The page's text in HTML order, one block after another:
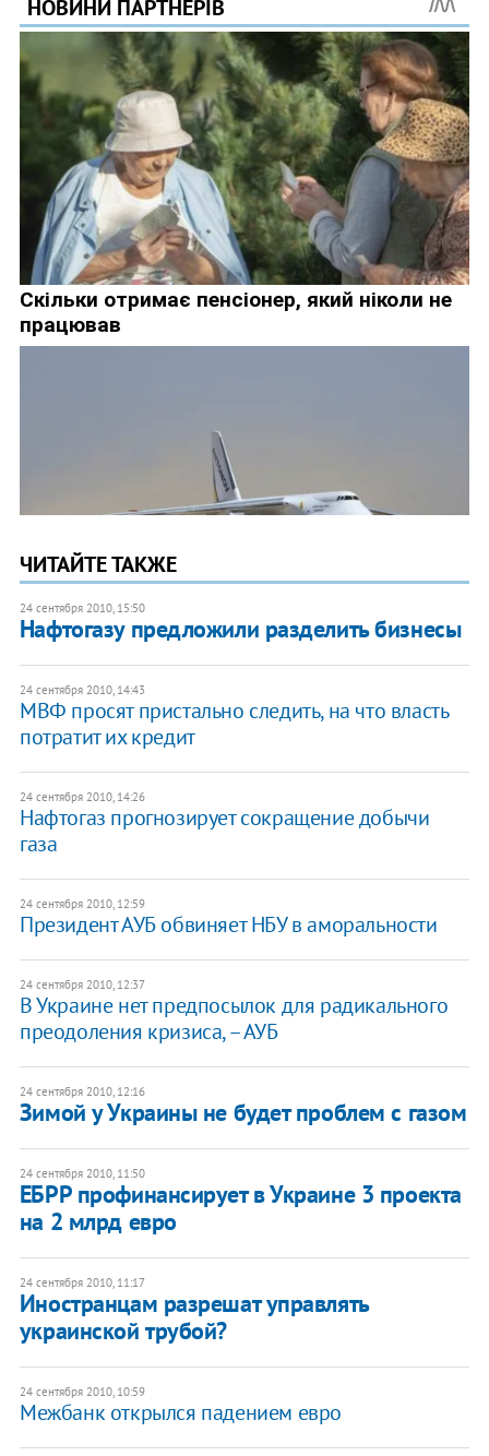
ЧИТАЙТЕ ТАКЖЕ
24 сентября 2010, 15:50
Нафтогазу предложили разделить бизнесы
24 сентября 2010, 14:43
МВФ просят пристально следить, на что власть
потратит их кредит
24 сентября 2010, 14:26
Нафтогаз прогнозирует сокращение добычи
газа
24 сентября 2010, 12:59
Президент АУБ обвиняет НБУ в аморальности
24 сентября 2010, 12:37
В Украине нет предпосылок для радикального
преодоления кризиса, – АУБ
24 сентября 2010, 12:16
Зимой у Украины не будет проблем с газом
24 сентября 2010, 11:50
ЕБРР профинансирует в Украине 3 проекта
на 2 млрд евро
24 сентября 2010, 11:17
Иностранцам разрешат управлять
украинской трубой?
24 сентября 2010, 10:59
Межбанк открылся падением евро